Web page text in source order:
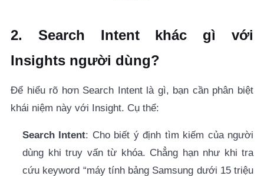
8. Câu hỏi thường gặp
8.1. Công cụ nào hỗ trợ xác định Search Intent tốt
nhất 2025?
8.2. Có thể SEO 1 từ khóa cho nhiều Search Intent
không?
8.3. Search Intent có thay đổi theo thời gian
không?
2. Search Intent khác gì với
Insights người dùng?
Để hiểu rõ hơnSearch Intent là gì, bạn cần phân biệt
khái niệm này với Insight. Cụ thể:
Search Intent: Cho biết ý định tìm kiếm của người
dùng khi truy vấn từ khóa. Chẳng hạn như khi tra
cứu keyword “máy tính bảng Samsung dưới 15 triệu